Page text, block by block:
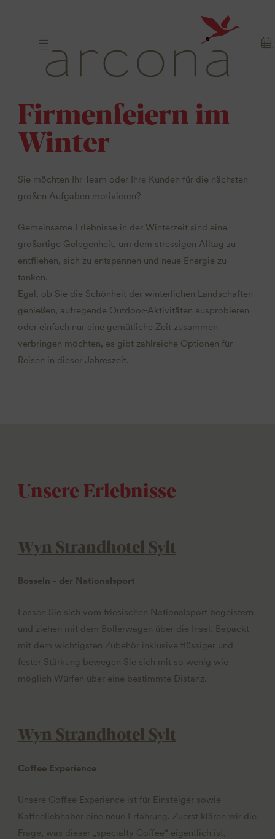
Firmenfeiern im
Winter
Sie möchten Ihr Team oder Ihre Kunden für die nächsten
großen Aufgaben motivieren?
Gemeinsame Erlebnisse in der Winterzeit sind eine
großartige Gelegenheit, um dem stressigen Alltag zu
entfliehen, sich zu entspannen und neue Energie zu
tanken.
Egal, ob Sie die Schönheit der winterlichen Landschaften
genießen, aufregende Outdoor-Aktivitäten ausprobieren
oder einfach nur eine gemütliche Zeit zusammen
verbringen möchten, es gibt zahlreiche Optionen für
Reisen in dieser Jahreszeit.
Unsere Erlebnisse
Wyn Strandhotel Sylt
Bosseln - der Nationalsport
Lassen Sie sich vom friesischen Nationalsport begeistern
und ziehen mit dem Bollerwagen über die Insel. Bepackt
mit dem wichtigsten Zubehör inklusive flüssiger und
fester Stärkung bewegen Sie sich mit so wenig wie
möglich Würfen über eine bestimmte Distanz.
Wyn Strandhotel Sylt
Coffee Experience
Unsere Coffee Experience ist für Einsteiger sowie
Kaffeeliebhaber eine neue Erfahrung. Zuerst klären wir die
Frage, was dieser „specialty Coffee“ eigentlich ist,